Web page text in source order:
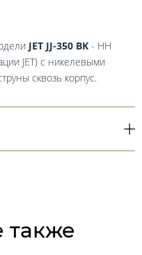
JET JJ-350 BK - HH
JET) с никелевыми
сквозь корпус.
также